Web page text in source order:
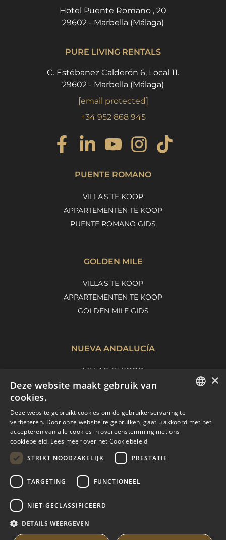
Hotel Puente Romano , 20
29602 - Marbella (Málaga)
PURE LIVING RENTALS
C. Estébanez Calderón 6, Local 11.
29602 - Marbella (Málaga)
[email protected]
+34 952 868 945
PUENTE ROMANO
VILLA'S TE KOOP
APPARTEMENTEN TE KOOP
PUENTE ROMANO GIDS
GOLDEN MILE
VILLA'S TE KOOP
APPARTEMENTEN TE KOOP
GOLDEN MILE GIDS
NUEVA ANDALUCÍA
VILLA'S TE KOOP
APPARTEMENTEN TE KOOP
MARBELLA EAST
VILLA'S TE KOOP
MARBELLA EAST GUIDE
SPANISH
×
Deze website maakt gebruik van
cookies.
Deze website gebruikt cookies om de gebruikerservaring te
verbeteren. Door onze website te gebruiken, gaat u akkoord met het
accepteren van alle cookies in overeenstemming met ons
cookiebeleid. Lees meer over het Cookiebeleid
STRIKT NOODZAKELIJK
PRESTATIE
TARGETING FUNCTIONEEL
NIET-GECLASSIFICEERD
DETAILS WEERGEVEN